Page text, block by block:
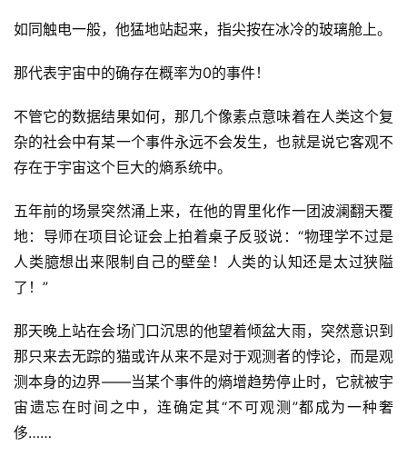
如同触电一般，他猛地站起来，指尖按在冰冷的玻璃舱上。
那代表宇宙中的确存在概率为0的事件！
不管它的数据结果如何，那几个像素点意味着在人类这个复
杂的社会中有某一个事件永远不会发生，也就是说它客观不
存在于宇宙这个巨大的熵系统中。
五年前的场景突然涌上来，在他的胃里化作一团波澜翻天覆
地：导师在项目论证会上拍着桌子反驳说：“物理学不过是
人类臆想出来限制自己的壁垒！人类的认知还是太过狭隘
了！”
那天晚上站在会场门口沉思的他望着倾盆大雨，突然意识到
那只来去无踪的猫或许从来不是对于观测者的悖论，而是观
测本身的边界——当某个事件的熵增趋势停止时，它就被宇
宙遗忘在时间之中，连确定其“不可观测”都成为一种奢
侈……